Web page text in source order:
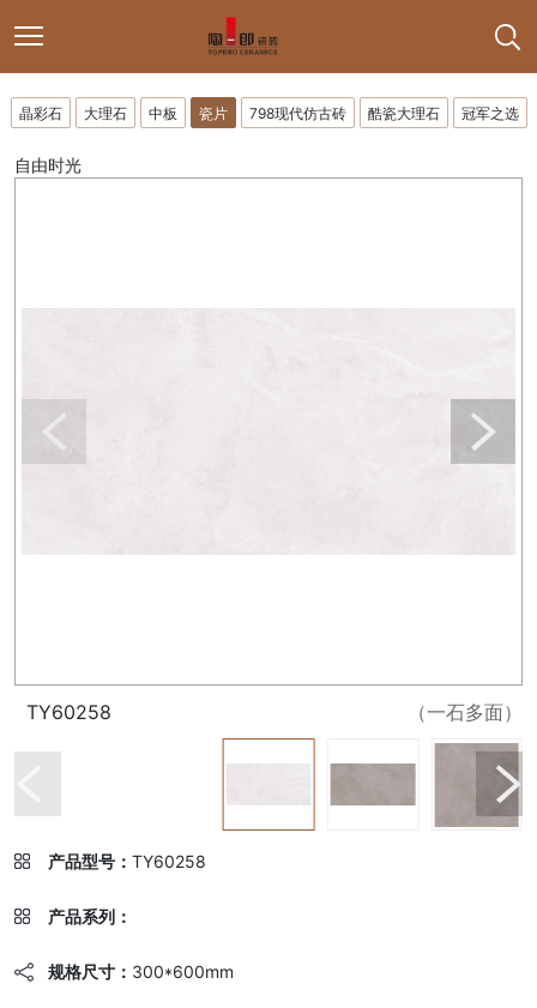
晶彩石 大理石 中板 瓷片 798现代仿古砖 酷瓷大理石 冠军之选
自由时光
TY60258 （一石多面）
产品型号： TY60258
产品系列：
规格尺寸： 300*600mm